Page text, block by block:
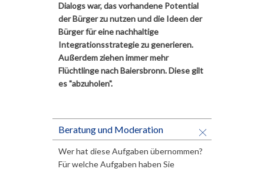
Dialogs war, das vorhandene Potential
der Bürger zu nutzen und die Ideen der
Bürger für eine nachhaltige
Integrationsstrategie zu generieren.
Außerdem ziehen immer mehr
Flüchtlinge nach Baiersbronn. Diese gilt
es "abzuholen".
Beratung und Moderation
Wer hat diese Aufgaben übernommen?
Für welche Aufgaben haben Sie